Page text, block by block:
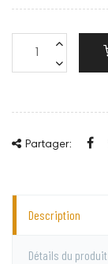
Partager:
Description
Détails du produit